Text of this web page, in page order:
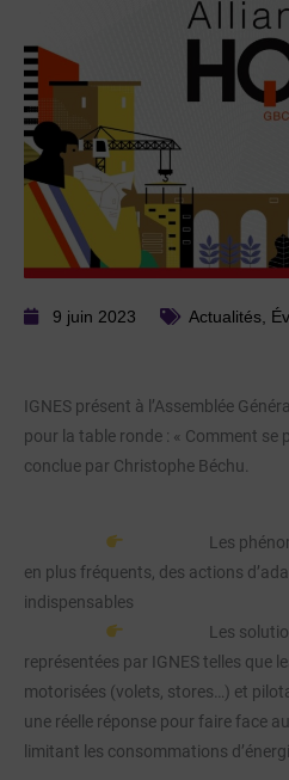
9 juin 2023 Actualités
IGNES présent à l’Assemblée
pour la table ronde : « Comment se
conclue par Christophe Béchu.
Les
en plus fréquents, des actions
indispensables
Les
représentées par IGNES telles que
motorisées (volets, stores…) et
une réelle réponse pour faire face
limitant les consommations